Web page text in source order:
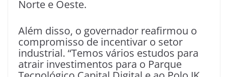
Norte e Oeste.
Além disso, o governador reafirmou o
compromisso de incentivar o setor
industrial. “Temos vários estudos para
atrair investimentos para o Parque